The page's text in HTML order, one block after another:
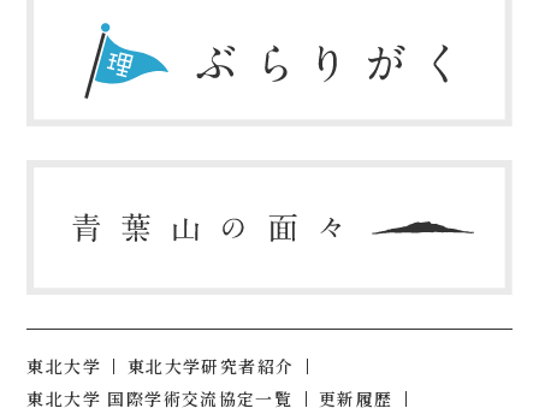
東北大学
東北大学研究者紹介
東北大学 国際学術交流協定一覧
更新履歴